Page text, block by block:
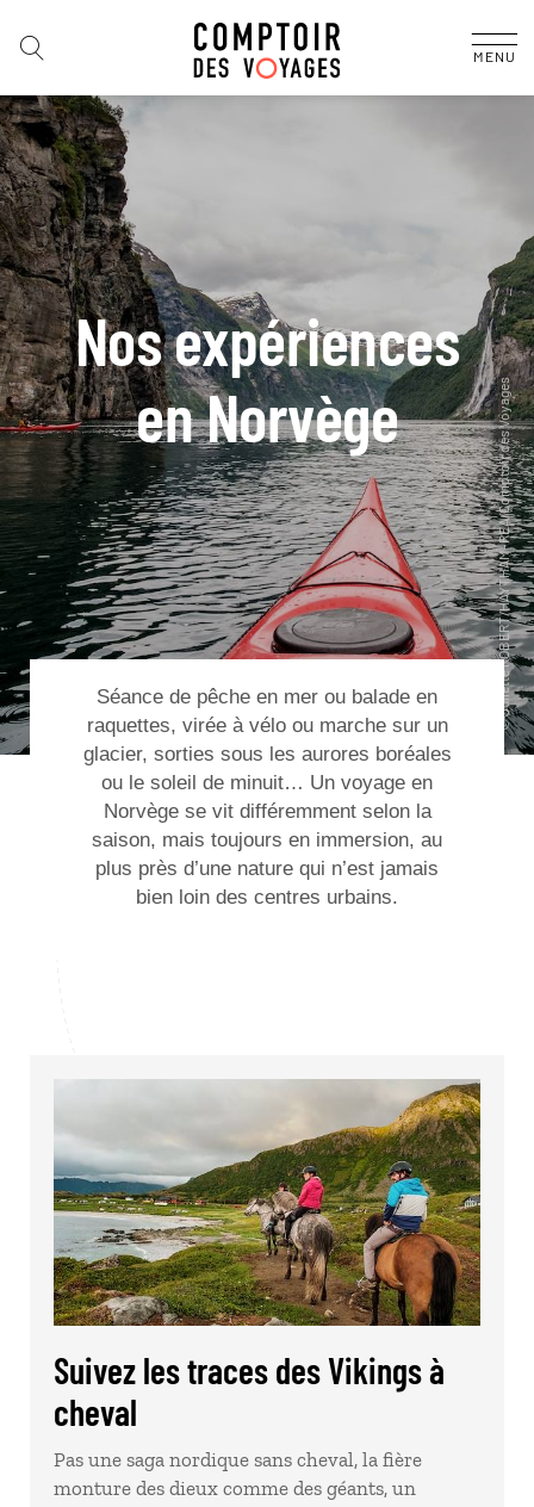
MENU
Nos expériences
en Norvège
Séance de pêche en mer ou balade en
raquettes, virée à vélo ou marche sur un
glacier, sorties sous les aurores boréales
ou le soleil de minuit… Un voyage en
Norvègese vit différemment selon la
saison, mais toujours en immersion, au
plus près d’une nature qui n’est jamais
bien loin des centres urbains.
Suivez les traces des Vikings à
cheval
Pas une saga nordique sans cheval, la fière
monture des dieux comme des géants, un